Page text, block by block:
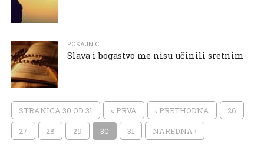
POKAJNICI
Slava i bogastvo me nisu učinili sretnim
STRANICA 30 OD 31 « PRVA ‹ PRETHODNA 26
27 28 29 30 31 NAREDNA ›